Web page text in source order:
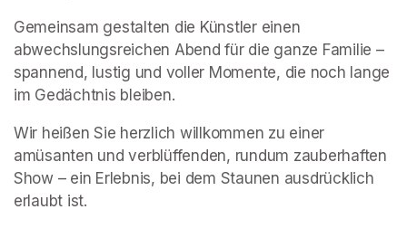
Gemeinsam gestalten die Künstler einen
abwechslungsreichen Abend für die ganze Familie –
spannend, lustig und voller Momente, die noch lange
im Gedächtnis bleiben.
Wir heißen Sie herzlich willkommen zu einer
amüsanten und verblüffenden, rundum zauberhaften
Show – ein Erlebnis, bei dem Staunen ausdrücklich
erlaubt ist.